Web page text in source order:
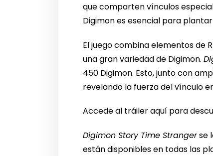
que comparten vínculos
Digimon es esencial para
El juego combina elementos de
una gran variedad de Digimon.
450 Digimon. Esto, junto con
revelando la fuerza del vínculo
Accede al tráiler aquí para
Digimon Story Time Strangerse
están disponibles en todas las